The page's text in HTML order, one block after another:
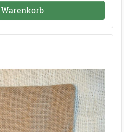
Warenkorb